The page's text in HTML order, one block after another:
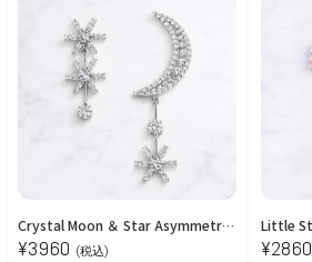
Crystal Moon ＆ Star Asymmetry ピアス
¥3960 (税込) ¥2860